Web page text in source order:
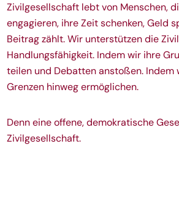
Zivilgesellschaft lebt von Menschen,
engagieren, ihre Zeit schenken, Geld
Beitrag zählt. Wir unterstützen die
Handlungsfähigkeit. Indem wir ihre
teilen und Debatten anstoßen.
Grenzen hinweg ermöglichen.
Denn eine offene, demokratische
Zivilgesellschaft.